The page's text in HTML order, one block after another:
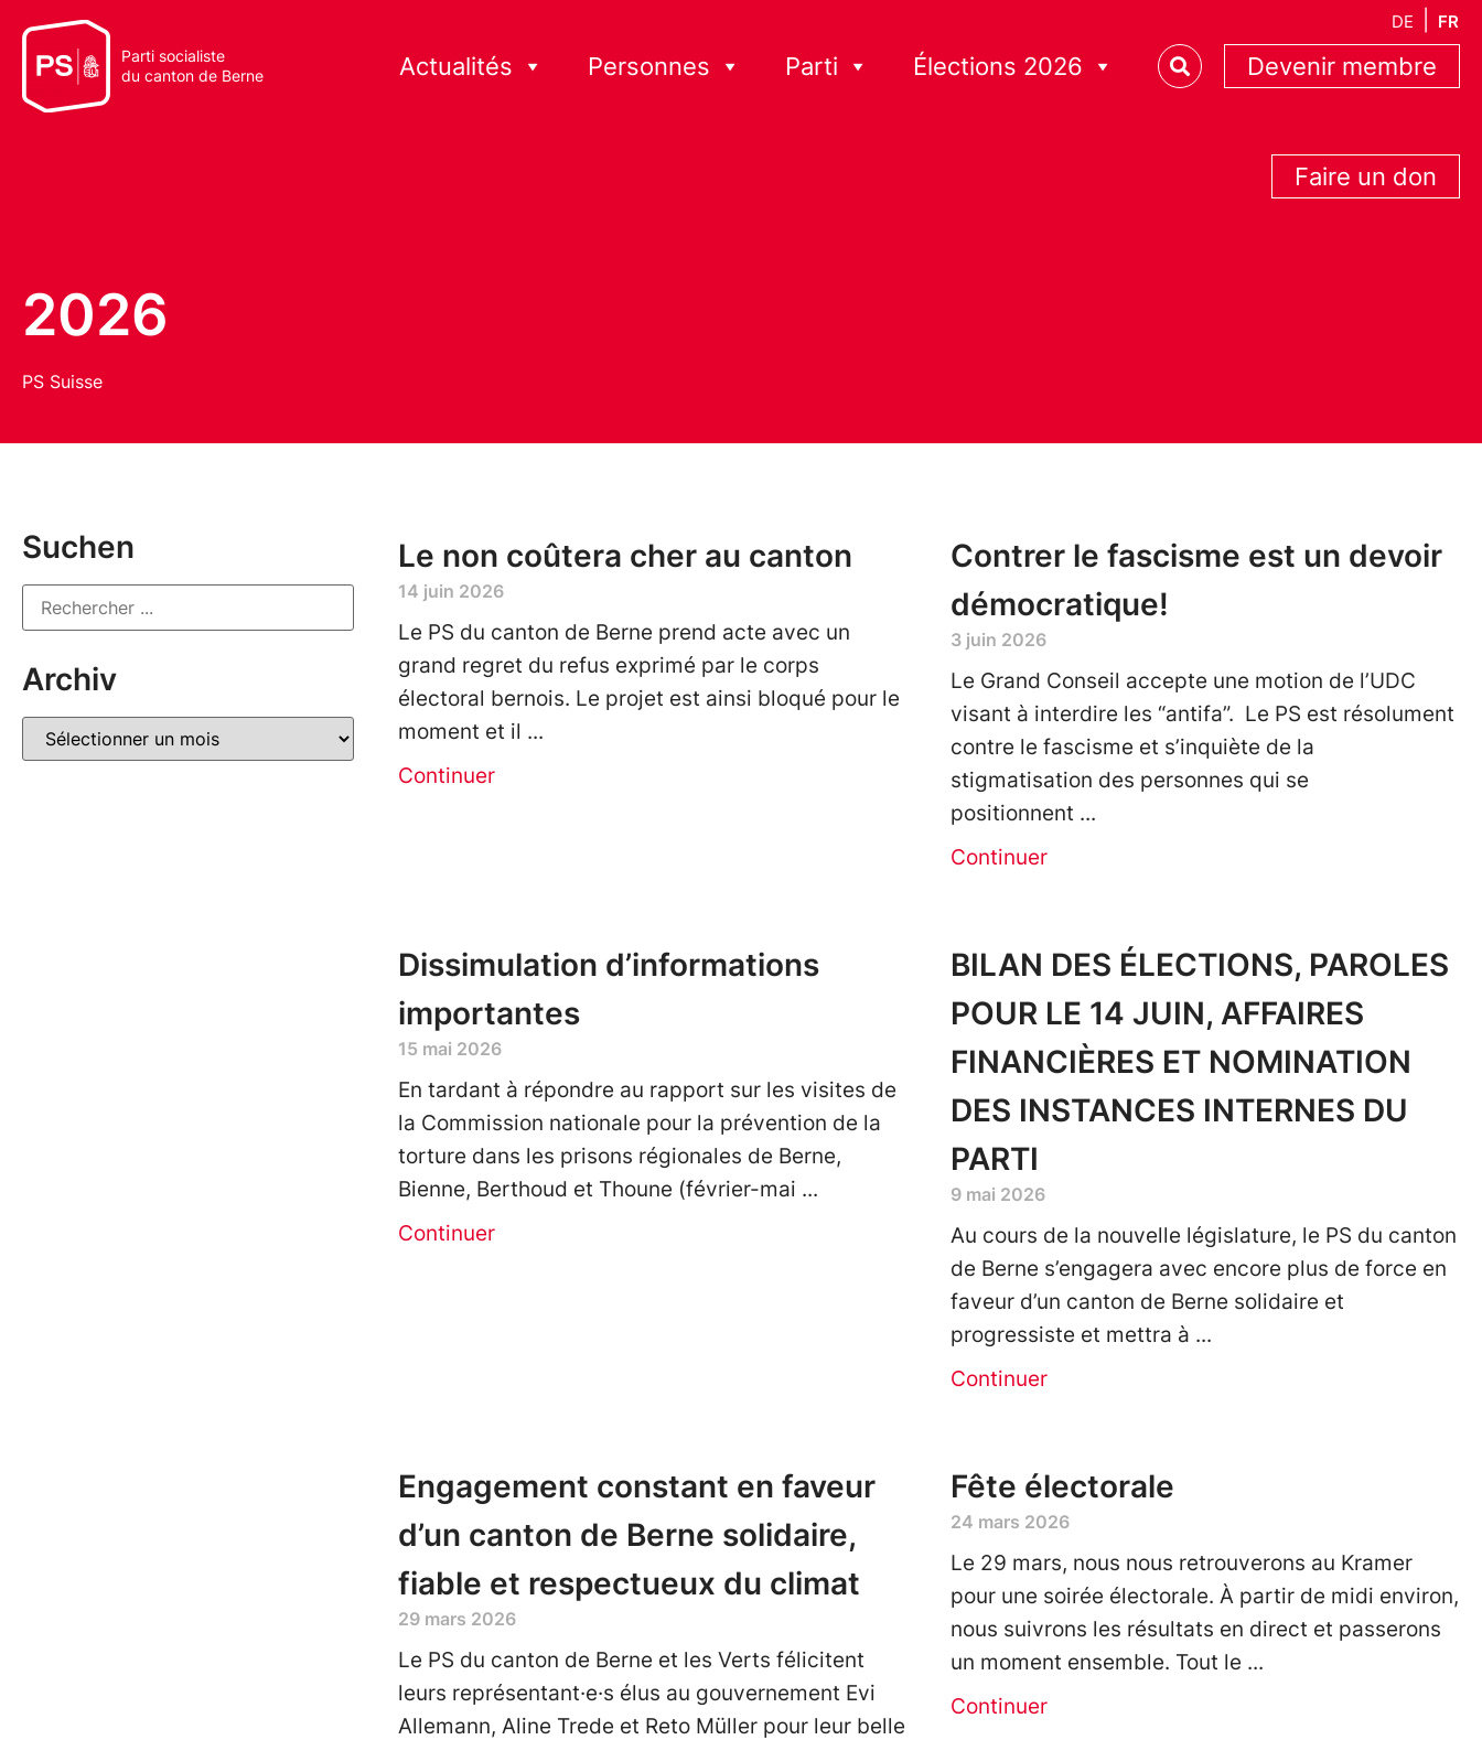
DE FR
Parti socialiste
du canton de Berne
Actualités Personnes Parti Élections 2026 Devenir membre
Faire un don
2026
PS Suisse
Suchen
Archiv
Le non coûtera cher au canton
14 juin 2026
Le PS du canton de Berne prend acte avec un
grand regret du refus exprimé par le corps
électoral bernois. Le projet est ainsi bloqué pour le
moment et il
Continuer
Contrer le fascisme est un devoir
démocratique!
3 juin 2026
Le Grand Conseil accepte une motion de l’UDC
visant à interdire les “antifa”. Le PS est résolument
contre le fascisme et s’inquiète de la
stigmatisation des personnes qui se
positionnent
Continuer
Dissimulation d’informations
importantes
15 mai 2026
En tardant à répondre au rapport sur les visites de
la Commission nationale pour la prévention de la
torture dans les prisons régionales de Berne,
Bienne, Berthoud et Thoune (février-mai
Continuer
BILAN DES ÉLECTIONS, PAROLES
POUR LE 14 JUIN, AFFAIRES
FINANCIÈRES ET NOMINATION
DES INSTANCES INTERNES DU
PARTI
9 mai 2026
Au cours de la nouvelle législature, le PS du canton
de Berne s’engagera avec encore plus de force en
faveur d’un canton de Berne solidaire et
progressiste et mettra à
Continuer
Engagement constant en faveur
d’un canton de Berne solidaire,
fiable et respectueux du climat
29 mars 2026
Le PS du canton de Berne et les Verts félicitent
leurs représentant·e·s élus au gouvernement Evi
Allemann, Aline Trede et Reto Müller pour leur belle
Fête électorale
24 mars 2026
Le 29 mars, nous nous retrouverons au Kramer
pour une soirée électorale. À partir de midi environ,
nous suivrons les résultats en direct et passerons
un moment ensemble. Tout le
Continuer